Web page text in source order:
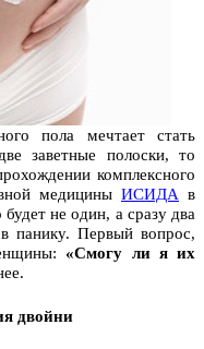
пола мечтает стать
заветные полоски, то
комплексного
медицины ИСИДА в
не один, а сразу два
панику. Первый вопрос,
«Смогу ли я их
двойни